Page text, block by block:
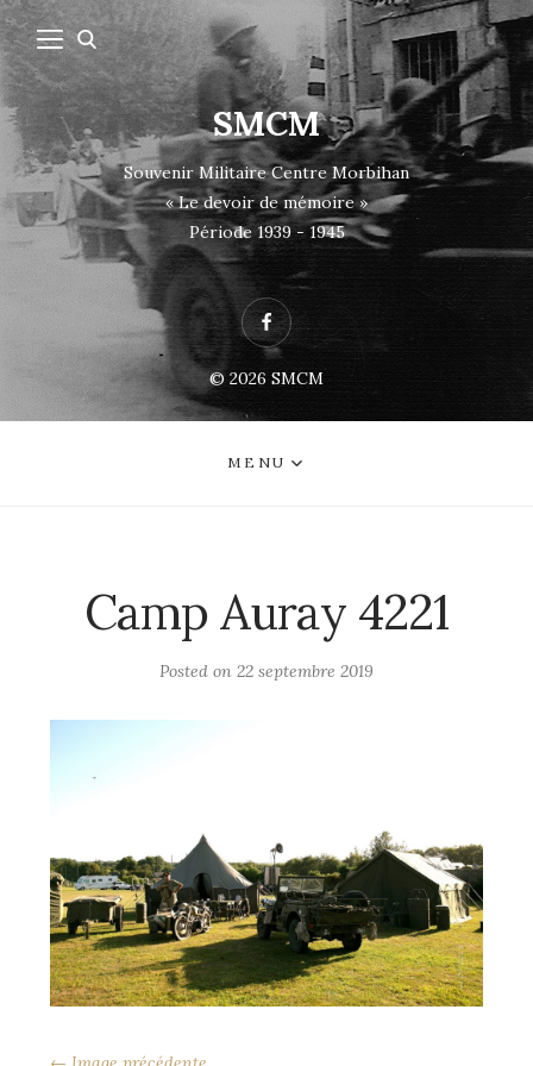
SMCM
Souvenir Militaire Centre Morbihan
« Le devoir de mémoire »
Période 1939 - 1945
Facebook
© 2026 SMCM
MENU
Camp Auray 4221
Posted on 22 septembre 2019